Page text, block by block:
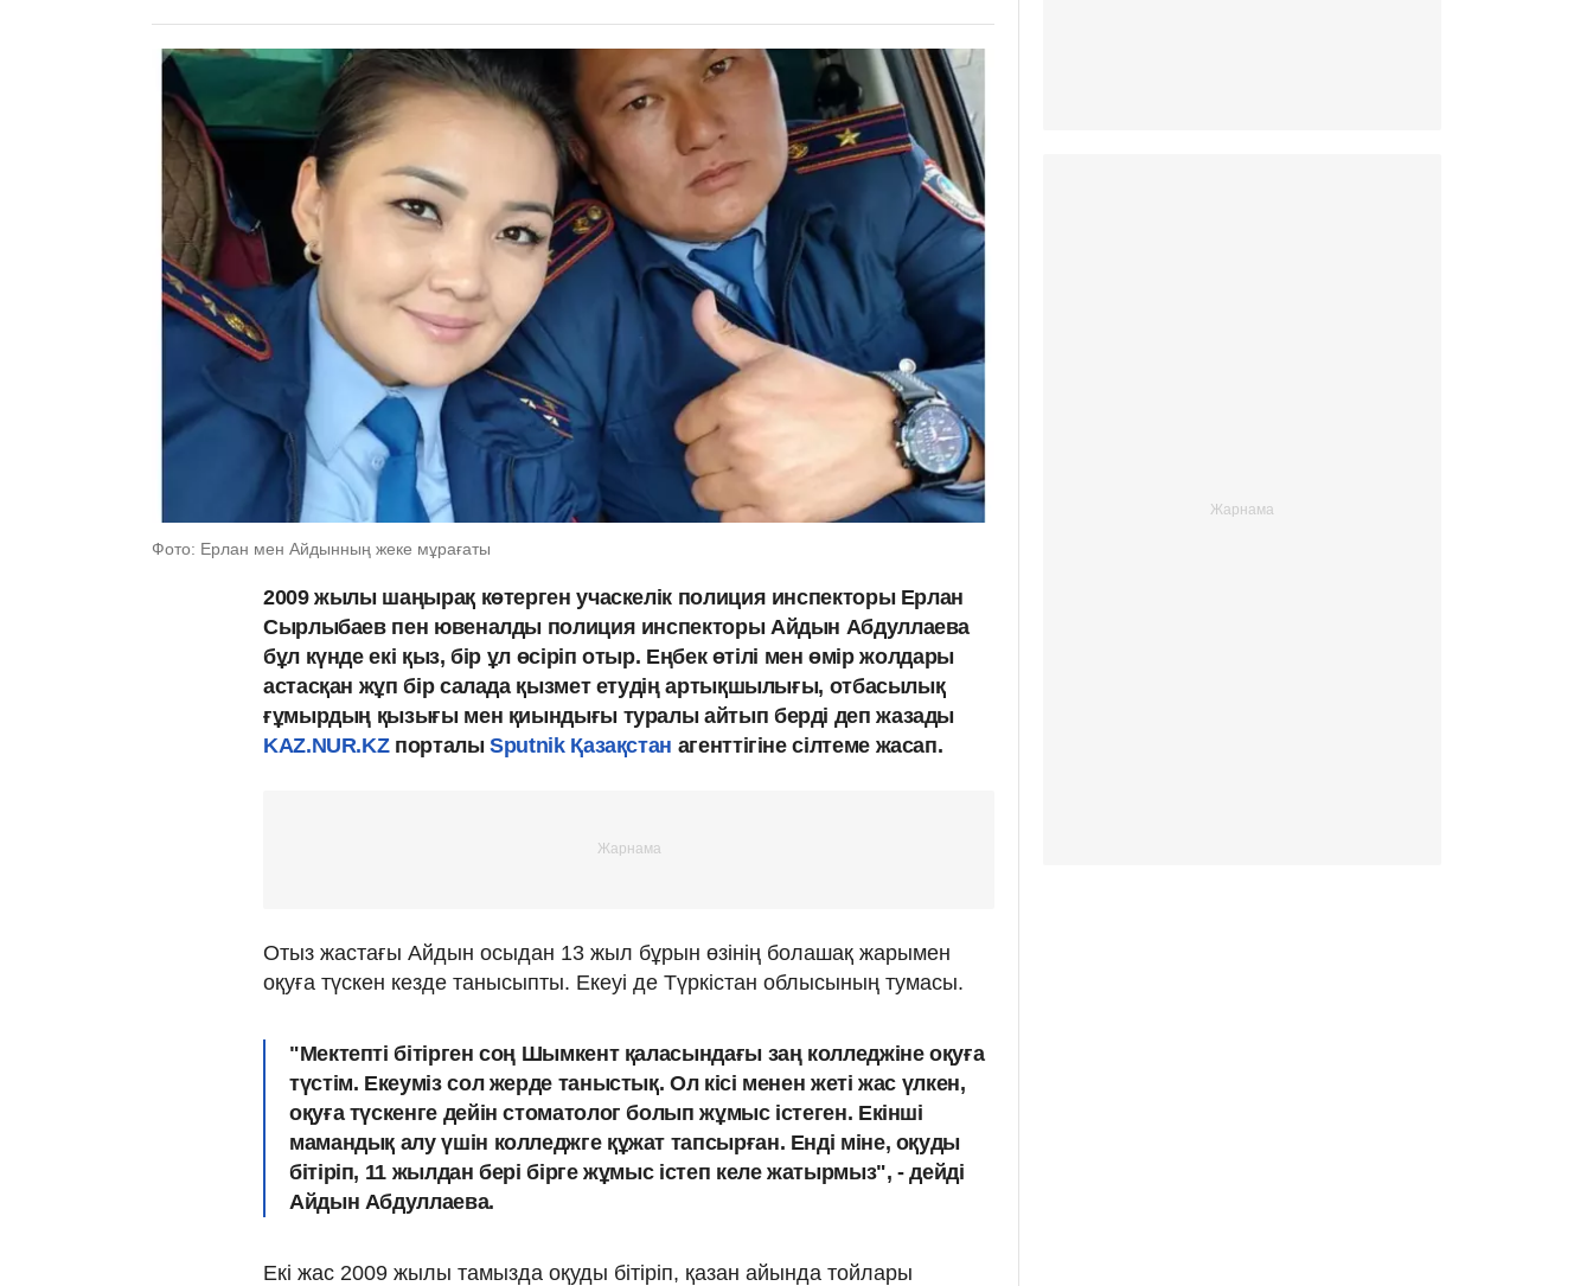
Фото: Ерлан мен Айдынның жеке мұрағаты
2009 жылы шаңырақ көтерген учаскелік полиция инспекторы Ерлан
Сырлыбаев пен ювеналды полиция инспекторы Айдын Абдуллаева
бұл күнде екі қыз, бір ұл өсіріп отыр. Еңбек өтілі мен өмір жолдары
астасқан жұп бір салада қызмет етудің артықшылығы, отбасылық
ғұмырдың қызығы мен қиындығы туралы айтып берді деп жазады
KAZ.NUR.KZпорталыSputnik Қазақстан агенттігіне сілтеме жасап.
Отыз жастағы Айдын осыдан 13 жыл бұрын өзінің болашақ жарымен
оқуға түскен кезде танысыпты. Екеуі де Түркістан облысының тумасы.
"Мектепті бітірген соң Шымкент қаласындағы заң колледжіне оқуға
түстім. Екеуміз сол жерде таныстық. Ол кісі менен жеті жас үлкен,
оқуға түскенге дейін стоматолог болып жұмыс істеген. Екінші
мамандық алу үшін колледжге құжат тапсырған. Енді міне, оқуды
бітіріп, 11 жылдан бері бірге жұмыс істеп келе жатырмыз", - дейді
Айдын Абдуллаева.
Екі жас 2009 жылы тамызда оқуды бітіріп, қазан айында тойлары